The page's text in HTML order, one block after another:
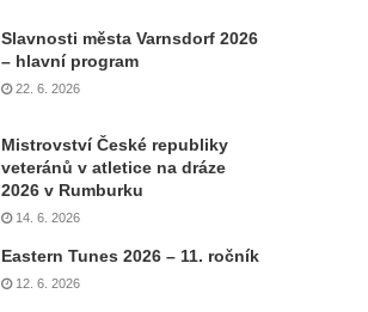
Slavnosti města Varnsdorf 2026
– hlavní program
22. 6. 2026
Mistrovství České republiky
veteránů v atletice na dráze
2026 v Rumburku
14. 6. 2026
Eastern Tunes 2026 – 11. ročník
12. 6. 2026